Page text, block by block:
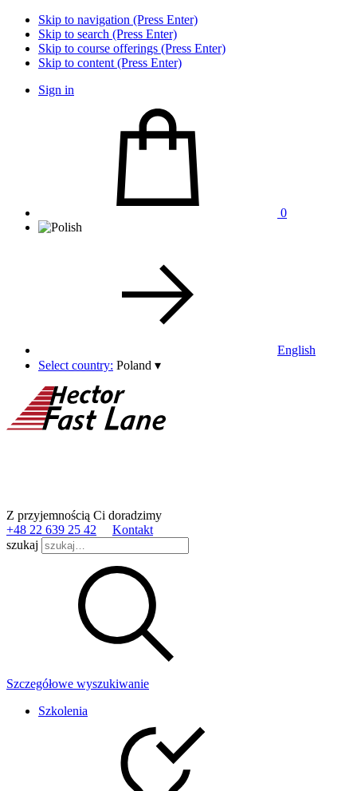
Skip to navigation (Press Enter)
Skip to search (Press Enter)
Skip to course offerings (Press Enter)
Skip to content (Press Enter)
Sign in
0
English
Select country: Poland ▾
Z przyjemnością Ci doradzimy
+48 22 639 25 42
Kontakt
szukaj
Szczegółowe wyszukiwanie
Szkolenia